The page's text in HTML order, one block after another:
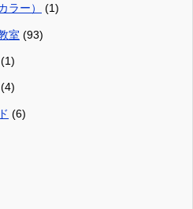
ラー） (1)
室 (93)
(1)
(4)
(6)